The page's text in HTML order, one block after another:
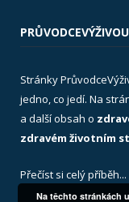
Stránky
jedno, co jedí. Na
a další obsah o
zdravém životním
Přečíst si celý příběh...
Na těchto stránkách